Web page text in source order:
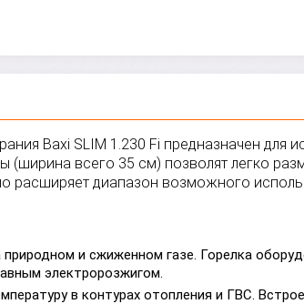
Baxi SLIM 1.230 Fi предназначен для
всего 35 см) позволят легко
расширяет диапазон возможного
и сжиженном газе. Горелка
электророзжигом.
в контурах отопления и ГВС.